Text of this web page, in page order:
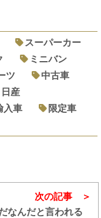
スーパーカー
ミニバン
ツ
中古車
日産
入車
限定車
次の記事
なんだと言われる